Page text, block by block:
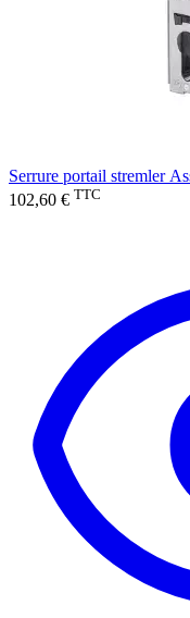
Serrure portail stremler
102,60 € TTC